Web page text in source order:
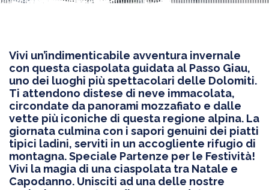
Vivi un’indimenticabile avventura invernale
con questa ciaspolata guidata al Passo Giau,
uno dei luoghi più spettacolari delle Dolomiti.
Ti attendono distese di neve immacolata,
circondate da panorami mozzafiato e dalle
vette più iconiche di questa regione alpina. La
giornata culmina con i sapori genuini dei piatti
tipici ladini, serviti in un accogliente rifugio di
montagna. Speciale Partenze per le Festività!
Vivi la magia di una ciaspolata tra Natale e
Capodanno. Unisciti ad una delle nostre